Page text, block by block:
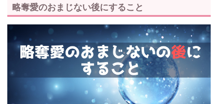
略奪愛のおまじない後にすること